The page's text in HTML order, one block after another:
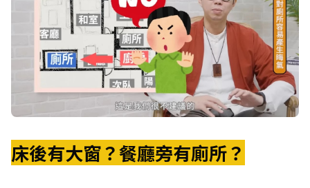
床後有大窗？餐廳旁有廁所？